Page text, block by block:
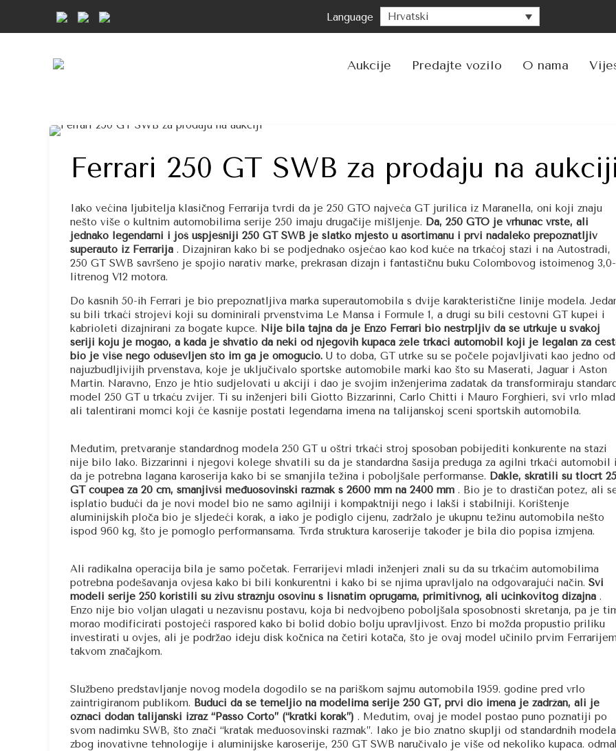
Language Hrvatski
na
Aukcije Predajte vozilo O nama
Ferrari 250 GT SWB za prodaju na aukciji
Iako većina ljubitelja klasičnog Ferrarija tvrdi da je 250 GTO najveća GT jurilica iz Maranella, oni koji znaju
nešto više o kultnim automobilima serije 250 imaju drugačije mišljenje. Da, 250 GTO je vrhunac vrste, ali
jednako legendarni i još uspješniji 250 GT SWB je slatko mjesto u asortimanu i prvi nadaleko prepoznatljiv
superauto iz Ferrarija . Dizajniran kako bi se podjednako osjećao kao kod kuće na trkaćoj stazi i na Autostradi,
250 GT SWB savršeno je spojio narativ marke, prekrasan dizajn i fantastičnu buku Colombovog istoimenog 3,0-
litrenog V12 motora.
Do kasnih 50-ih Ferrari je bio prepoznatljiva marka superautomobila s dvije karakteristične linije modela.
su bili trkaći strojevi koji su dominirali prvenstvima Le Mansa i Formule 1, a drugi su bili cestovni GT kupei i
kabrioleti dizajnirani za bogate kupce. Nije bila tajna da je Enzo Ferrari bio nestrpljiv da se utrkuje u svakoj
seriji koju je mogao, a kada je shvatio da neki od njegovih kupaca žele trkaći automobil koji je legalan za
bio je više nego oduševljen što im ga je omogućio. U to doba, GT utrke su se počele pojavljivati kao jedno od
najuzbudljivijih prvenstava, koje je uključivalo sportske automobile marki kao što su Maserati, Jaguar i Aston
Martin. Naravno, Enzo je htio sudjelovati u akciji i dao je svojim inženjerima zadatak da transformiraju
model 250 GT u trkaću zvijer. Ti su inženjeri bili Giotto Bizzarinni, Carlo Chitti i Mauro Forghieri, svi vrlo
ali talentirani momci koji će kasnije postati legendarna imena na talijanskoj sceni sportskih automobila.
Međutim, pretvaranje standardnog modela 250 GT u oštri trkaći stroj sposoban pobijediti konkurente na stazi
nije bilo lako. Bizzarinni i njegovi kolege shvatili su da je standardna šasija preduga za agilni trkaći automobil i
da je potrebna lagana karoserija kako bi se smanjila težina i poboljšale performanse. Dakle, skratili su tlocrt
GT coupea za 20 cm, smanjivši međuosovinski razmak s 2600 mm na 2400 mm . Bio je to drastičan potez, ali
isplatio budući da je novi model bio ne samo agilniji i kompaktniji nego i lakši i stabilniji. Korištenje
aluminijskih ploča bio je sljedeći korak, a iako je podiglo cijenu, zadržalo je ukupnu težinu automobila nešto
ispod 960 kg, što je pomoglo performansama. Tvrđa struktura karoserije također je bila dio popisa izmjena.
Ali radikalna operacija bila je samo početak. Ferrarijevi mladi inženjeri znali su da su trkaćim automobilima
potrebna podešavanja ovjesa kako bi bili konkurentni i kako bi se njima upravljalo na odgovarajući način. Svi
modeli serije 250 koristili su živu stražnju osovinu s lisnatim oprugama, primitivnog, ali učinkovitog dizajna .
Enzo nije bio voljan ulagati u nezavisnu postavu, koja bi nedvojbeno poboljšala sposobnosti skretanja, pa je
morao modificirati postojeći raspored kako bi bolid dobio bolju upravljivost. Enzo bi možda propustio priliku
investirati u ovjes, ali je podržao ideju disk kočnica na četiri kotača, što je ovaj model učinilo prvim
takvom značajkom.
Službeno predstavljanje novog modela dogodilo se na pariškom sajmu automobila 1959. godine pred vrlo
zaintrigiranom publikom. Budući da se temeljio na modelima serije 250 GT, prvi dio imena je zadržan, ali je
oznaci dodan talijanski izraz “Passo Corto” (“kratki korak”) . Međutim, ovaj je model postao puno poznatiji po
svom nadimku SWB, što znači “kratak međuosovinski razmak”. Iako je bio znatno skuplji od standardnih modela
zbog inovativne tehnologije i aluminijske karoserije, 250 GT SWB naručivalo je više od nekoliko kupaca.